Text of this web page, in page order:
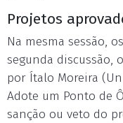
Projetos
Na mesma sessão,
segunda discussão,
por Ítalo Moreira
Adote um Ponto de
sanção ou veto do